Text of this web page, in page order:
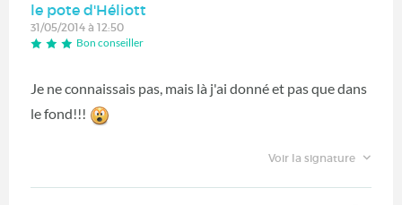
le pote d'Héliott
31/05/2014 à 12:50
Bon conseiller
Je ne connaissais pas, mais là j'ai donné et pas que dans
le fond!!!
Voir la signature